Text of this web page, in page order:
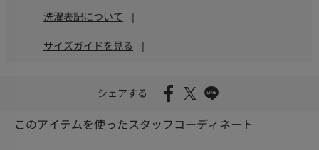
洗濯表記について |
サイズガイドを見る |
シェアする
このアイテムを使ったスタッフコーディネート